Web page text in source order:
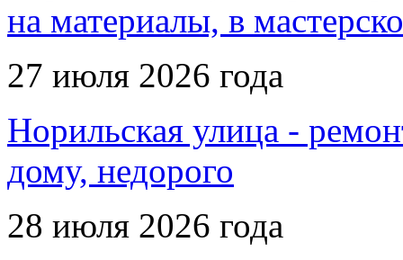
на материалы, в
27 июля 2026 года
Норильская улица -
дому, недорого
28 июля 2026 года